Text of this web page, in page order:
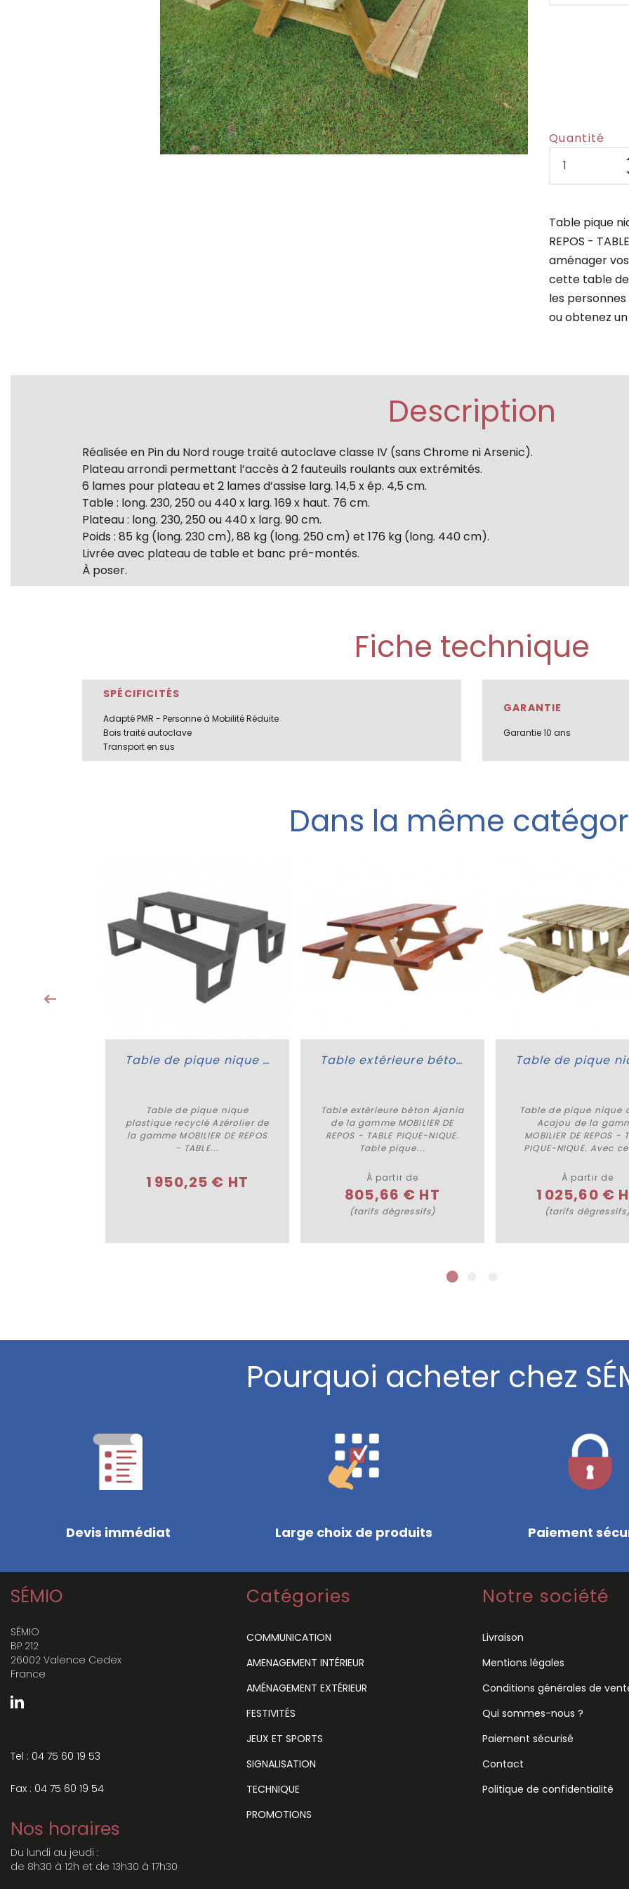
Quantité
Table pique
REPOS -
aménager
cette table
les
ou obtenez
Description
Réalisée en Pin du Nord rouge traité autoclave classe IV (sans Chrome ni Arsenic).
Plateau arrondi permettant l’accès à 2 fauteuils roulants aux extrémités.
6 lames pour plateau et 2 lames d’assise larg. 14,5 x ép. 4,5 cm.
Table : long. 230, 250 ou 440 x larg. 169 x haut. 76 cm.
Plateau : long. 230, 250 ou 440 x larg. 90 cm.
Poids : 85 kg (long. 230 cm), 88 kg (long. 250 cm) et 176 kg (long. 440 cm).
Livrée avec plateau de table et banc pré-montés.
À poser.
Fiche technique
SPÉCIFICITÉS
Adapté PMR - Personne à Mobilité Réduite
Bois traité autoclave
Transport en sus
GARANTIE
Garantie 10 ans
Dans la même
€ HT
Plus de détails
Table de pique nique plastique recyclé Azérolier
Table de pique nique
plastique recyclé Azérolier de
la gamme MOBILIER DE REPOS
- TABLE...
1 950,25 € HT
Plus de détails
Table extérieure béton Ajania
Table extérieure béton Ajania
de la gamme MOBILIER DE
REPOS - TABLE PIQUE-NIQUE.
Table pique...
À partir de
805,66 € HT
(tarifs dégressifs)
Acheter
Table de pique nique
Acajou de la
MOBILIER DE REPOS -
PIQUE-NIQUE. Avec
À partir de
1 025,60 €
(tarifs
Pourquoi acheter chez
Devis immédiat Large choix de produits Paiement
SÉMIO
SÉMIO
BP 212
26002 Valence Cedex
France
Tel : 04 75 60 19 53
Fax : 04 75 60 19 54
Nos horaires
Du lundi au jeudi :
de 8h30 à 12h et de 13h30 à 17h30
Catégories
COMMUNICATION
AMENAGEMENT INTÉRIEUR
AMÉNAGEMENT EXTÉRIEUR
FESTIVITÉS
JEUX ET SPORTS
SIGNALISATION
TECHNIQUE
PROMOTIONS
Notre société
Livraison
Mentions légales
Conditions générales de
Qui sommes-nous ?
Paiement sécurisé
Contact
Politique de confidentialité